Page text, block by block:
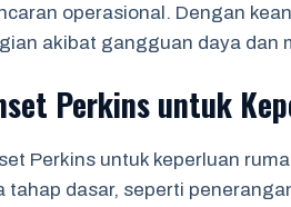
operasional. Dengan
akibat gangguan daya dan
Perkins untuk
Perkins untuk keperluan
tahap dasar, seperti